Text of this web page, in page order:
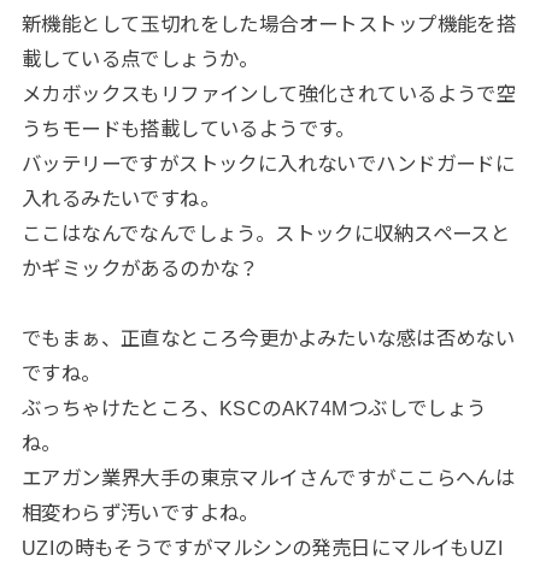
新機能として玉切れをした場合オートストップ機能を搭
載している点でしょうか。
メカボックスもリファインして強化されているようで空
うちモードも搭載しているようです。
バッテリーですがストックに入れないでハンドガードに
入れるみたいですね。
ここはなんでなんでしょう。ストックに収納スペースと
かギミックがあるのかな？
でもまぁ、正直なところ今更かよみたいな感は否めない
ですね。
ぶっちゃけたところ、KSCのAK74Mつぶしでしょう
ね。
エアガン業界大手の東京マルイさんですがここらへんは
相変わらず汚いですよね。
UZIの時もそうですがマルシンの発売日にマルイもUZI